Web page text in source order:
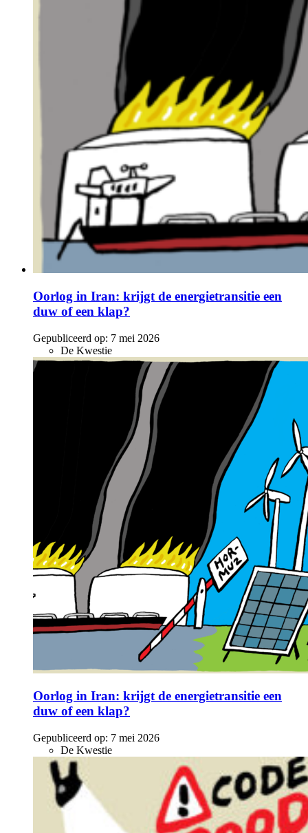
Oorlog in Iran: krijgt de energietransitie een
duw of een klap?
Gepubliceerd op: 7 mei 2026
De Kwestie
Oorlog in Iran: krijgt de energietransitie een
duw of een klap?
Gepubliceerd op: 7 mei 2026
De Kwestie